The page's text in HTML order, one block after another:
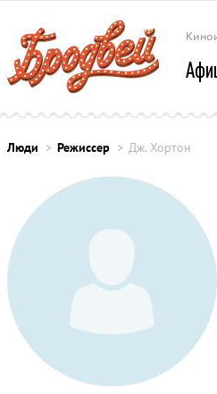
Люди Режиссер Дж. Хортон